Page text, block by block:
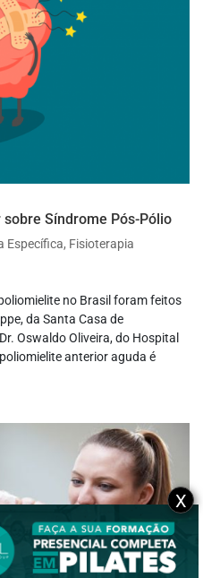
Síndrome Pós-Pólio
Específica, Fisioterapia
no Brasil foram feitos
da Santa Casa de
Oswaldo Oliveira, do Hospital
anterior aguda é
X